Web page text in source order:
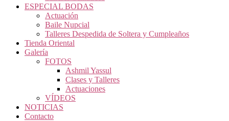
ESPECIAL BODAS
Actuación
Baile Nupcial
Talleres Despedida de Soltera y Cumpleaños
Tienda Oriental
Galería
FOTOS
Ashmil Yassul
Clases y Talleres
Actuaciones
VÍDEOS
NOTICIAS
Contacto